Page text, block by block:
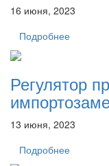
16 июня, 2023
Подробнее
Регулятор
13 июня, 2023
Подробнее